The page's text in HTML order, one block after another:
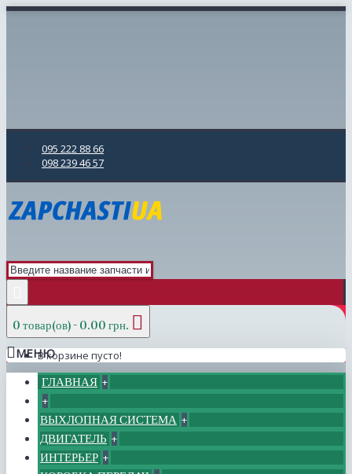
095 222 88 66
098 239 46 57
0 товар(ов) - 0.00 грн.
В корзине пусто!
МЕНЮ
ГЛАВНАЯ +
+
ВЫХЛОПНАЯ СИСТЕМА +
ДВИГАТЕЛЬ +
ИНТЕРЬЕР +